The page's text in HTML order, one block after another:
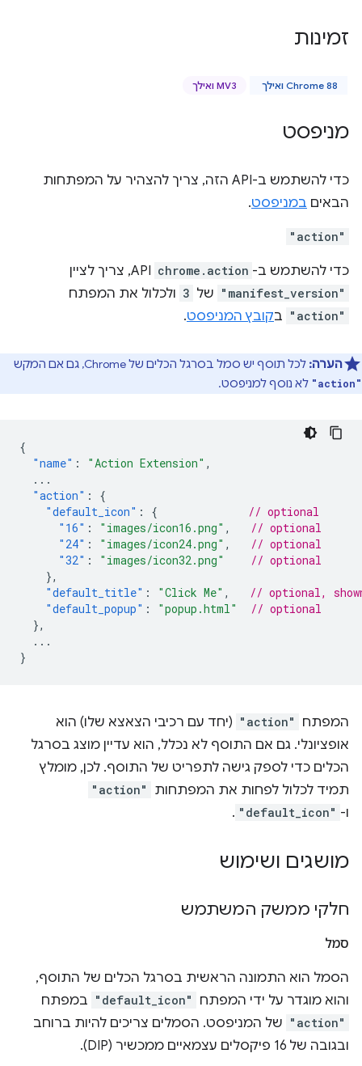
זמינות
Chrome 88 ואילך MV3 ואילך
מניפסט
כדי להשתמש ב-API הזה, צריך להצהיר על המפתחות
הבאים במניפסט.
"action"
כדי להשתמש ב- chrome.action
"manifest_version" של 3 ולכלול את המפתח
"action" בקובץ המניפסט.
הערה: לכל תוסף יש סמל בסרגל הכלים של Chrome, גם אם המקש
"action" לא נוסף למניפסט.
{
"name" : "Action Extension" ,
...
"action" :
{
"default_icon" : {
// optional
"16" : "images/icon16.png" ,
// optional
"24" : "images/icon24.png" ,
// optional
"32" : "images/icon32.png"
// optional
},
"default_title" : "Click Me" ,
// optional,
"default_popup" : "popup.html"
// optional
},
...
}
המפתח "action" (יחד עם רכיבי הצאצא שלו) הוא
אופציונלי. גם אם התוסף לא נכלל, הוא עדיין מוצג בסרגל
הכלים כדי לספק גישה לתפריט של התוסף. לכן, מומלץ
תמיד לכלול לפחות את המפתחות
"action"
ו- "default_icon"
.
מושגים ושימוש
חלקי ממשק המשתמש
סמל
הסמל הוא התמונה הראשית בסרגל הכלים של התוסף,
והוא מוגדר על ידי המפתח
"default_icon" במפתח
"action" של המניפסט. הסמלים צריכים להיות ברוחב
ובגובה של 16 פיקסלים עצמאיים ממכשיר (DIP).